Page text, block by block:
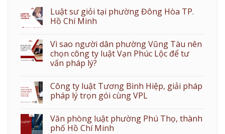
Luật sư giỏi tại phường Đông Hòa TP.
Hồ Chí Minh
Vì sao người dân phường Vũng Tàu nên
chọn công ty luật Vạn Phúc Lộc để tư
vấn pháp lý?
Công ty luật Tương Bình Hiệp, giải pháp
pháp lý trọn gói cùng VPL
Văn phòng luật phường Phú Thọ, thành
phố Hồ Chí Minh